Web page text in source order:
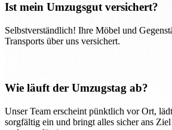
Ist mein Umzugsgut versichert?
Selbstverständlich! Ihre Möbel und
Transports über uns versichert.
Wie läuft der Umzugstag ab?
Unser Team erscheint pünktlich vor Ort,
sorgfältig ein und bringt alles sicher ans